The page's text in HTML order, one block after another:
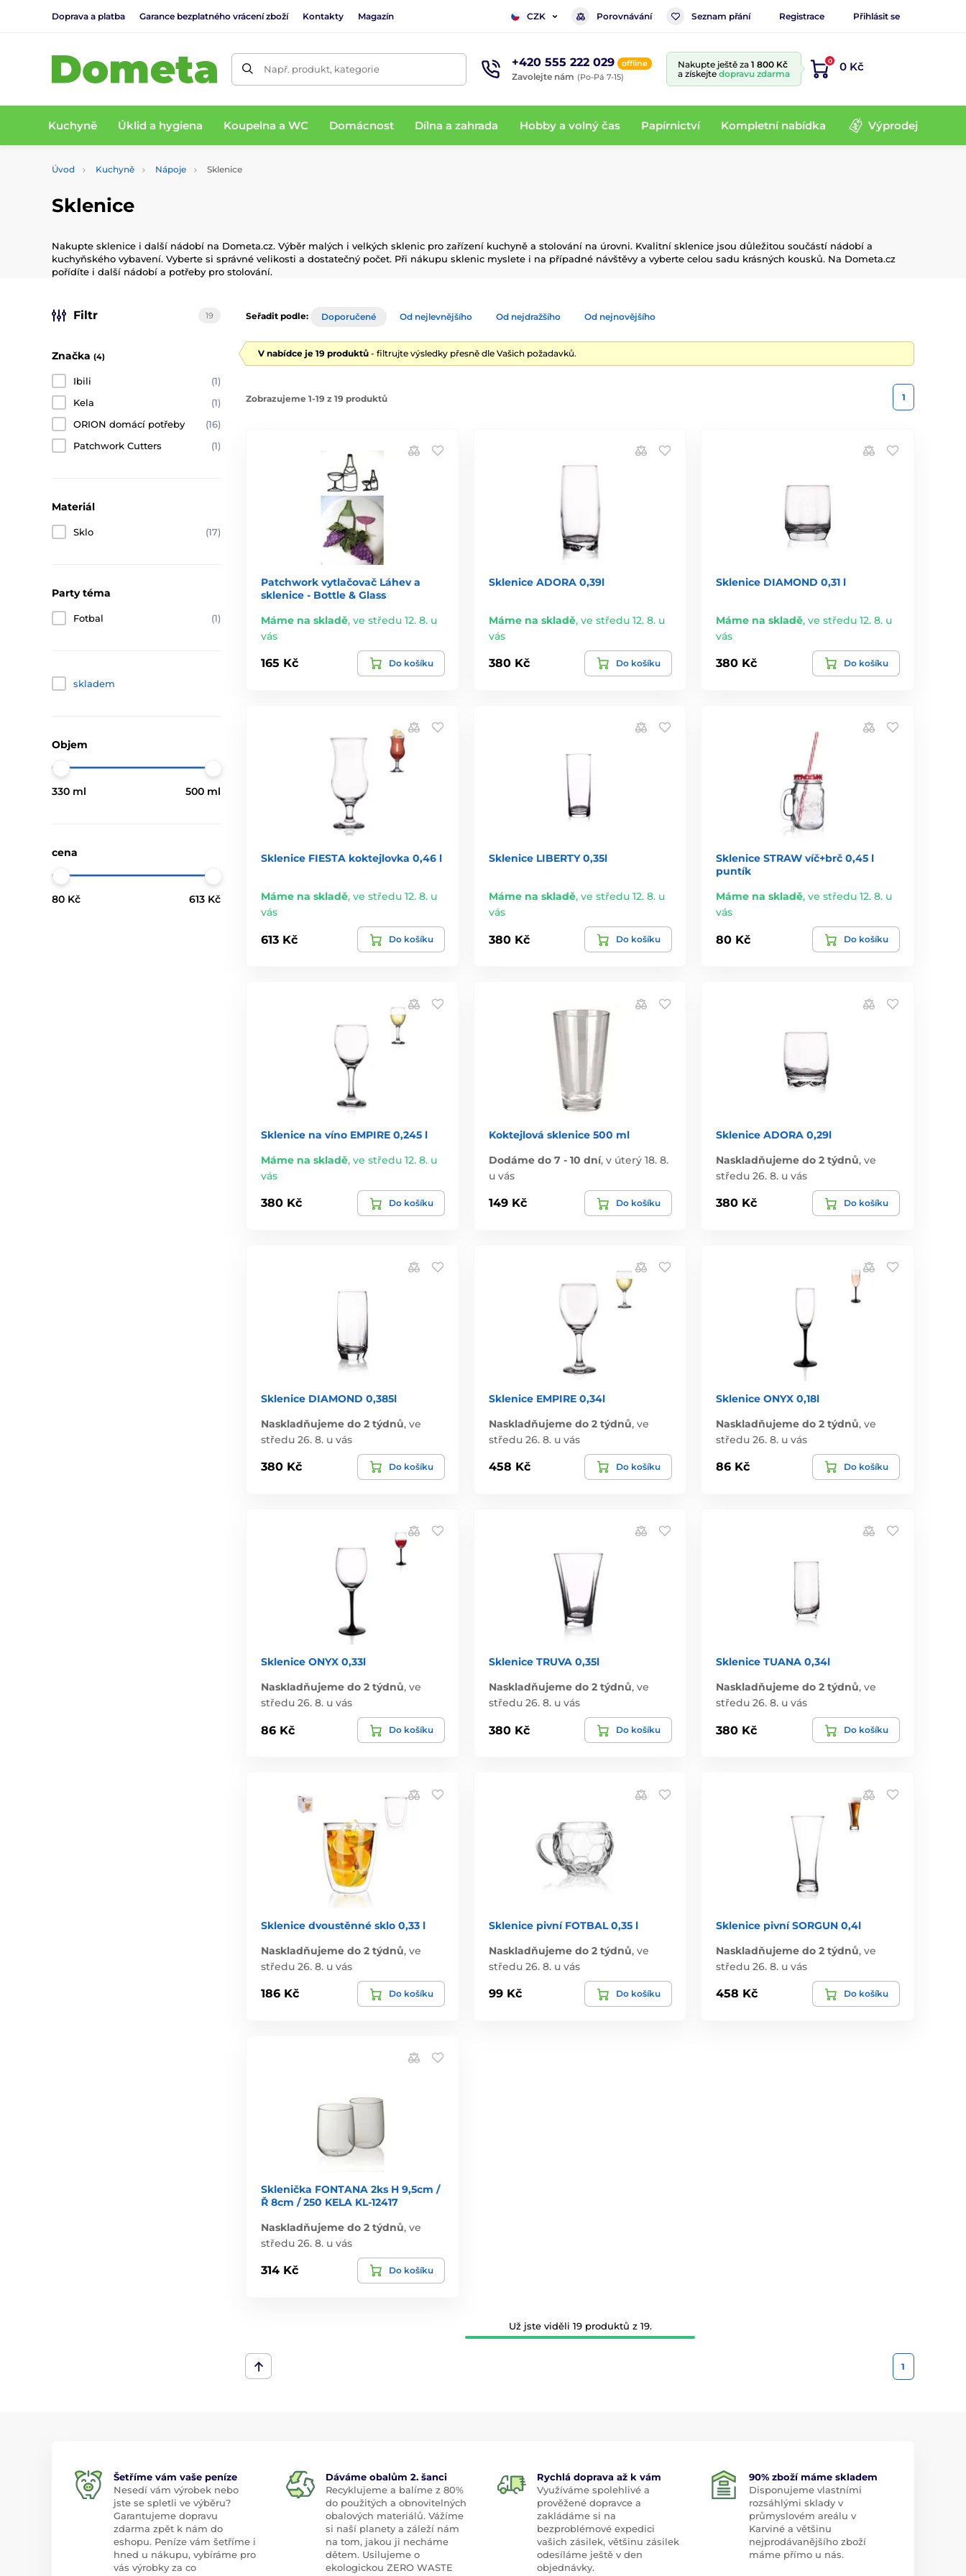
Doprava a platba Garance bezplatného vrácení zboží Kontakty Magazín CZK Porovnávání Seznam přání Registrace Přihlásit se
Např. produkt, kategorie +420 555 222 029 offline
Zavolejte nám (Po-Pá 7-15)
Nakupte ještě za 1 800 Kč
a získejte dopravu zdarma
0 0 Kč
Kuchyně Úklid a hygiena Koupelna a WC Domácnost Dílna a zahrada Hobby a volný čas Papírnictví Kompletní nabídka Výprodej
Úvod Kuchyně Nápoje Sklenice
Sklenice
Nakupte sklenice i další nádobí na Dometa.cz. Výběr malých i velkých sklenic pro zařízení kuchyně a stolování na úrovni. Kvalitní sklenice jsou důležitou součástí nádobí a
kuchyňského vybavení. Vyberte si správné velikosti a dostatečný počet. Při nákupu sklenic myslete i na případné návštěvy a vyberte celou sadu krásných kousků. Na Dometa.cz
pořídíte i další nádobí a potřeby pro stolování.
Filtr 19
Značka (4)
Ibili
(1)
Kela
(1)
ORION domácí potřeby
(16)
Patchwork Cutters
(1)
Materiál
Sklo (17)
Party téma
Fotbal (1)
skladem
Objem
330 ml 500 ml
cena
80 Kč 613 Kč
Seřadit podle: Doporučené Od nejlevnějšího Od nejdražšího Od nejnovějšího
V nabídce je 19 produktů - filtrujte výsledky přesně dle Vašich požadavků.
Zobrazujeme 1-19 z 19 produktů 1
Patchwork vytlačovač Láhev a
sklenice - Bottle & Glass
Máme na skladě, ve středu 12. 8. u
vás
165 Kč Do košíku
Sklenice ADORA 0,39l
Máme na skladě, ve středu 12. 8. u
vás
380 Kč Do košíku
Sklenice DIAMOND 0,31 l
Máme na skladě,ve středu 12. 8. u
vás
380 Kč Do košíku
Sklenice FIESTA koktejlovka 0,46 l
Máme na skladě, ve středu 12. 8. u
vás
613 Kč Do košíku
Sklenice LIBERTY 0,35l
Máme na skladě, ve středu 12. 8. u
vás
380 Kč Do košíku
Sklenice STRAW víč+brč 0,45 l
puntík
Máme na skladě,ve středu 12. 8. u
vás
80 Kč Do košíku
Sklenice na víno EMPIRE 0,245 l
Máme na skladě, ve středu 12. 8. u
vás
380 Kč Do košíku
Koktejlová sklenice 500 ml
Dodáme do 7 - 10 dní, v úterý 18. 8.
u vás
149 Kč Do košíku
Sklenice ADORA 0,29l
Naskladňujeme do 2 týdnů,ve
středu 26. 8. u vás
380 Kč Do košíku
Sklenice DIAMOND 0,385l
Naskladňujeme do 2 týdnů, ve
středu 26. 8. u vás
380 Kč Do košíku
Sklenice EMPIRE 0,34l
Naskladňujeme do 2 týdnů, ve
středu 26. 8. u vás
458 Kč Do košíku
Sklenice ONYX 0,18l
Naskladňujeme do 2 týdnů,ve
středu 26. 8. u vás
86 Kč Do košíku
Sklenice ONYX 0,33l
Naskladňujeme do 2 týdnů, ve
středu 26. 8. u vás
86 Kč Do košíku
Sklenice TRUVA 0,35l
Naskladňujeme do 2 týdnů, ve
středu 26. 8. u vás
380 Kč Do košíku
Sklenice TUANA 0,34l
Naskladňujeme do 2 týdnů,ve
středu 26. 8. u vás
380 Kč Do košíku
Sklenice dvoustěnné sklo 0,33 l
Naskladňujeme do 2 týdnů, ve
středu 26. 8. u vás
186 Kč Do košíku
Sklenice pivní FOTBAL 0,35 l
Naskladňujeme do 2 týdnů, ve
středu 26. 8. u vás
99 Kč Do košíku
Sklenice pivní SORGUN 0,4l
Naskladňujeme do 2 týdnů,ve
středu 26. 8. u vás
458 Kč Do košíku
Sklenička FONTANA 2ks H 9,5cm /
Ř 8cm / 250 KELA KL-12417
Naskladňujeme do 2 týdnů, ve
středu 26. 8. u vás
314 Kč Do košíku
Už jste viděli 19 produktů z 19.
1
Šetříme vám vaše peníze
Nesedí vám výrobek nebo
jste se spletli ve výběru?
Garantujeme dopravu
zdarma zpět k nám do
eshopu. Peníze vám šetříme i
hned u nákupu, vybíráme pro
vás výrobky za co
Dáváme obalům 2. šanci
Recyklujeme a balíme z 80%
do použitých a obnovitelných
obalových materiálů. Vážíme
si naší planety a záleží nám
na tom, jakou ji necháme
dětem. Usilujeme o
ekologickou ZERO WASTE
Rychlá doprava až k vám
Využíváme spolehlivé a
prověžené dopravce a
zakládáme si na
bezproblémové expedici
vašich zásilek, většinu zásilek
odesíláme ještě v den
objednávky.
90% zboží máme skladem
Disponujeme vlastními
rozsáhlými sklady v
průmyslovém areálu v
Karviné a většinu
nejprodávanějšího zboží
máme přímo u nás.